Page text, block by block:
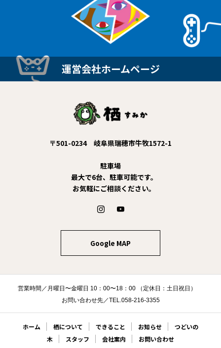
運営会社ホームページ
〒501-0234 岐阜県瑞穂市牛牧1572-1
駐車場
最大で6台、駐車可能です。
お気軽にご相談ください。
Google MAP
営業時間／月曜日〜金曜日 10：00〜18：00 （定休日：土日祝日）
お問い合わせ先／TEL.058-216-3355
ホーム 栖について できること お知らせ
つどいの
木
スタッフ 会社案内 お問い合わせ